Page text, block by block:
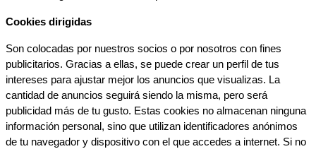
Cookies dirigidas
Son colocadas por nuestros socios o por nosotros con fines
publicitarios. Gracias a ellas, se puede crear un perfil de tus
intereses para ajustar mejor los anuncios que visualizas. La
cantidad de anuncios seguirá siendo la misma, pero será
publicidad más de tu gusto. Estas cookies no almacenan ninguna
información personal, sino que utilizan identificadores anónimos
de tu navegador y dispositivo con el que accedes a internet. Si no